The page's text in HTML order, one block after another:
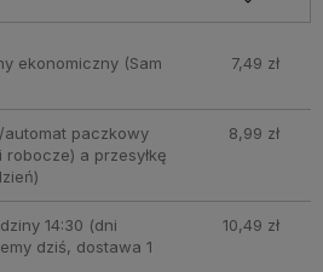
ekonomiczny (Sam
7,49 zł
automat paczkowy
robocze) a przesyłkę
8,99 zł
14:30 (dni
dziś, dostawa 1
10,49 zł